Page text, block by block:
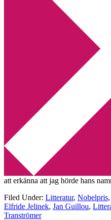
Webbshop Amazon
Utskriftscentralen
Min tv-blogg
You are here:Home Archives
Tranströmer ja …
2011-10-06 Annika
Det har väl knappast undgått
tilldelades årets Nobelpris i
att erkänna att jag hörde hans
Filed Under: Litteratur, Nobelpris,
Elfride Jelinek, Jan Guillou,
Tranströmer